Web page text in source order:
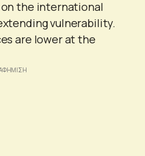
the international
vulnerability.
are lower at the